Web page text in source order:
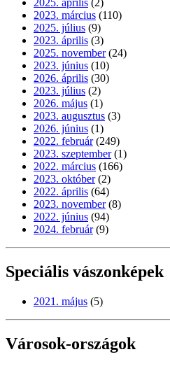
2025. április (2)
2023. március (110)
2025. július (9)
2023. április (3)
2025. november (24)
2023. június (10)
2026. április (30)
2023. július (2)
2026. május (1)
2023. augusztus (3)
2026. június (1)
2022. február (249)
2023. szeptember (1)
2022. március (166)
2023. október (2)
2022. április (64)
2023. november (8)
2022. június (94)
2024. február (9)
Speciális vászonképek
2021. május (5)
Városok-országok